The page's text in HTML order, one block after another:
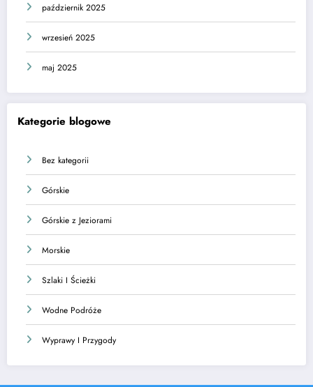
październik 2025
wrzesień 2025
maj 2025
Kategorie blogowe
Bez kategorii
Górskie
Górskie z Jeziorami
Morskie
Szlaki I Ścieżki
Wodne Podróże
Wyprawy I Przygody